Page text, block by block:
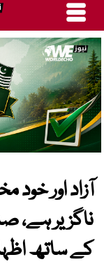
آزاد اور
ناگزیر ہے،
کے ساتھ